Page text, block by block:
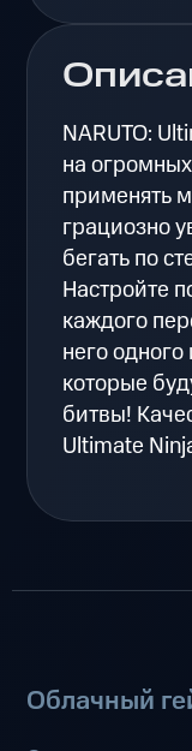
NARUTO:
на
применять
грациозно
бегать по
Настройте
каждого
него
которые
битвы!
Ultimate
Облачный